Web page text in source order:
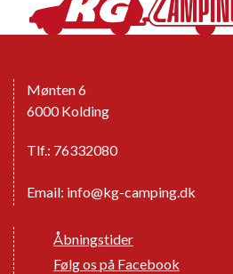
Mønten 6
6000 Kolding
Tlf.: 76332080
Email: info@kg-camping.dk
Åbningstider
Følg os på Facebook